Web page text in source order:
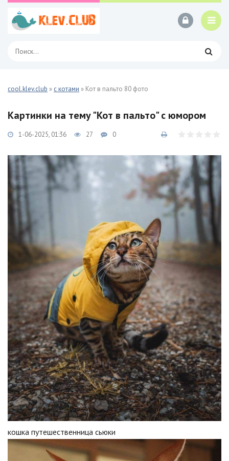
cool.klev.club » с котами » Кот в пальто 80 фото
Картинки на тему "Кот в пальто" с юмором
1-06-2025, 01:36 27 0
кошка путешественница сьюки